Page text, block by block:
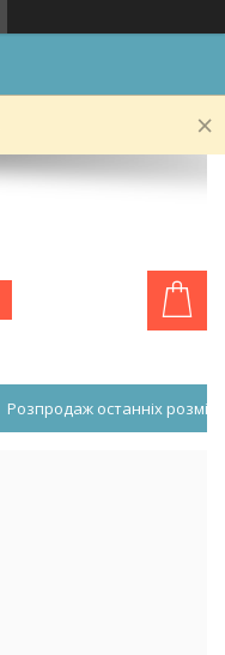
Розпродаж останніх